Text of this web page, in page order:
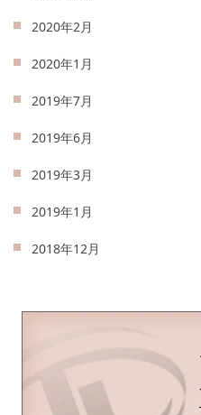
2020年2月
2020年1月
2019年7月
2019年6月
2019年3月
2019年1月
2018年12月